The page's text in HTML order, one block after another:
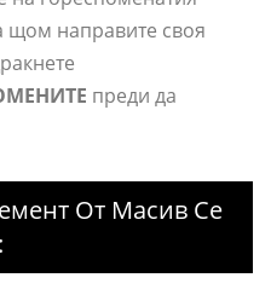
щом направите своя
преди да
От Масив Се